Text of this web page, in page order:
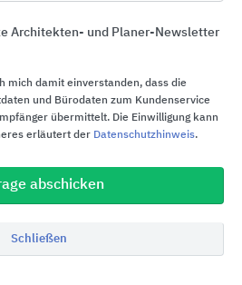
LCN
Architekten- und Planer-Newsletter
mich damit einverstanden, dass die
und Bürodaten zum Kundenservice
übermittelt. Die Einwilligung kann
erläutert der Datenschutzhinweis.
abschicken
Schließen